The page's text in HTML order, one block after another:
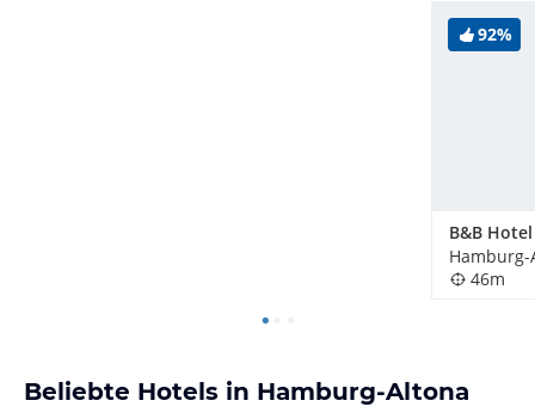
92%
46m
Beliebte Hotels in Hamburg-Altona